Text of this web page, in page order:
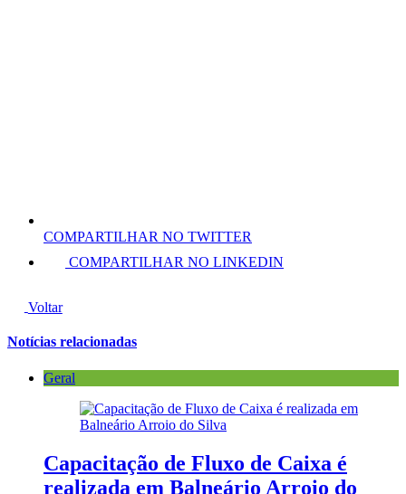
COMPARTILHAR NO TWITTER
COMPARTILHAR NO LINKEDIN
Voltar
Notícias relacionadas
Geral
Capacitação de Fluxo de Caixa é
realizada em Balneário Arroio do